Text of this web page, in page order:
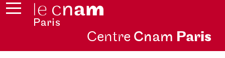
Centre Cnam Paris